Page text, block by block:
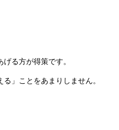
る方が得策です。
」ことをあまりしません。